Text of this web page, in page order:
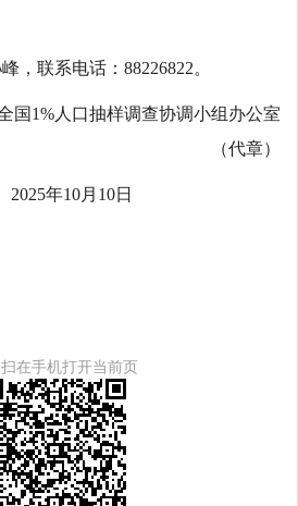
，联系电话：88226822。
国1%人口抽样调查协调小组办公室
（代章）
2025年10月10日
在手机打开当前页